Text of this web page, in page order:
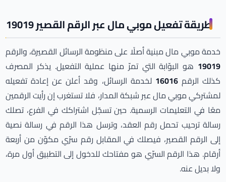
طريقة تفعيل موبي مال عبر الرقم القصير 19019
خدمة موبي مال مبنية أصلًا على منظومة الرسائل القصيرة، والرقم
19019 هو البوّابة التي تمرّ منها عملية التفعيل. يذكر المصرف
كذلك الرقم16016 لخدمة الرسائل، وقد أعلن عن إعادة تفعيله
لمشتركي موبي مال عبر شبكة المدار، فلا تستغرب إن رأيت الرقمين
معًا في التعليمات الرسمية. حين تسجّل اشتراكك في الفرع، تصلك
رسالة ترحيب تحمل رقم العقد، وترسل هذا الرقم في رسالة نصية
إلى الرقم القصير، فيصلك في المقابل رقم سرّي مكوّن من أربعة
أرقام. هذا الرقم السرّي هو مفتاحك للدخول إلى التطبيق أول مرة،
ولا بديل عنه.